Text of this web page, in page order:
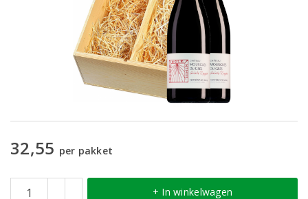
32,55 per pakket
+ In winkelwagen